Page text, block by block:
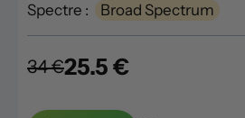
Spectre : Broad Spectrum
34 €25.5 €